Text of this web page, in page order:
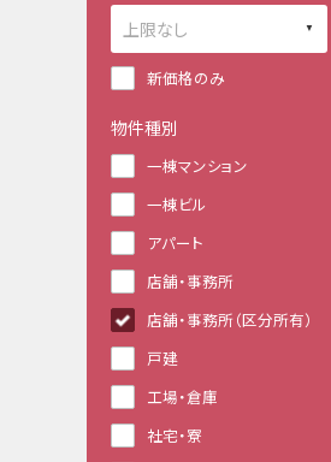
新価格のみ
物件種別
一棟マンション
一棟ビル
アパート
店舗・事務所
店舗・事務所（区分所有）
戸建
工場・倉庫
社宅・寮